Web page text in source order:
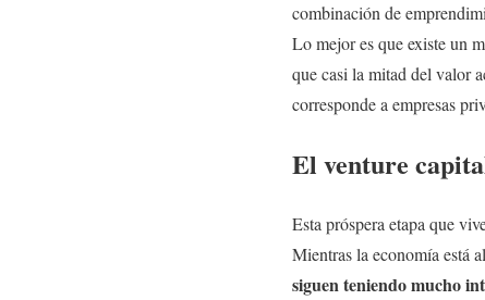
combinación de
Lo mejor es que existe un
que casi la mitad del valor
corresponde a empresas
El venture
Esta próspera etapa que
Mientras la economía está
siguen teniendo mucho